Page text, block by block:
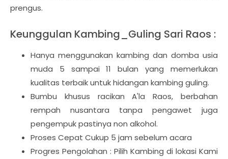
prengus.
Keunggulan Kambing_Guling Sari Raos :
Hanya menggunakan kambing dan domba usia
muda 5 sampai 11 bulan yang memerlukan
kualitas terbaik untuk hidangan kambing guling.
Bumbu khusus racikan A'la Raos, berbahan
rempah nusantara tanpa pengawet juga
pengempuk pastinya non alkohol.
Proses Cepat Cukup 5 jam sebelum acara
Progres Pengolahan : Pilih Kambing di lokasi Kami